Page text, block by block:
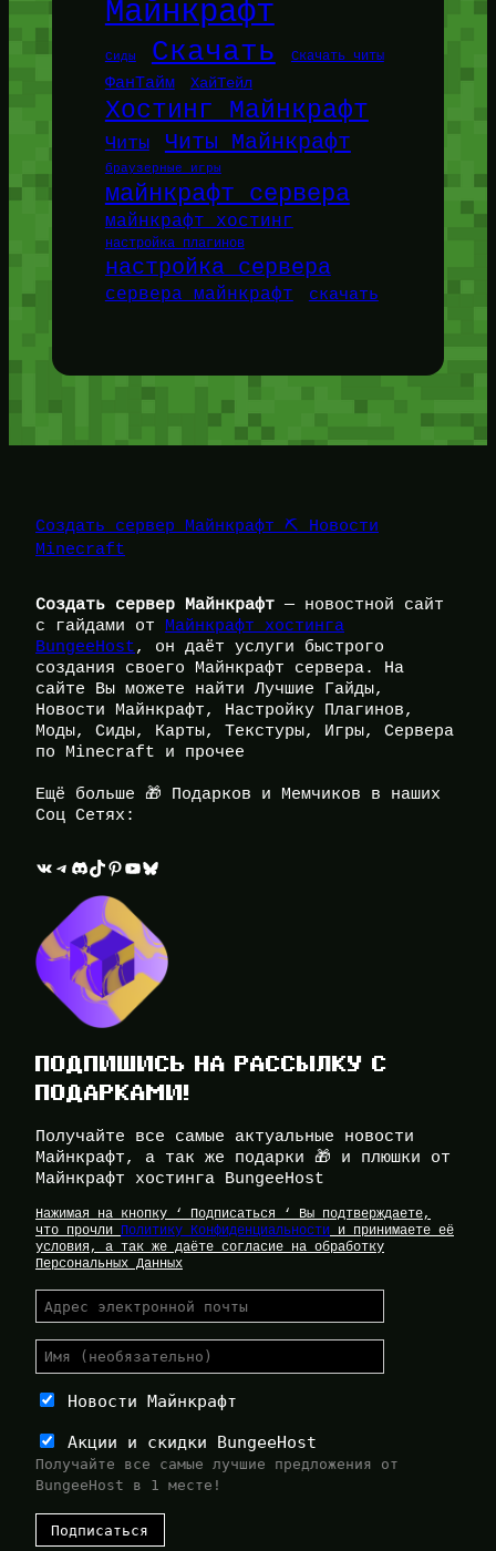
Майнкрафт
Сиды Скачать Скачать читы
ФанТайм ХайТейл
Хостинг Майнкрафт
Читы Читы Майнкрафт
браузерные игры
майнкрафт сервера
майнкрафт хостинг
настройка плагинов
настройка сервера
сервера майнкрафт скачать
Создать сервер Майнкрафт ⛏️ Новости
Minecraft
Создать сервер Майнкрафт — новостной сайт
с гайдами от Майнкрафт хостинга
BungeeHost, он даёт услуги быстрого
создания своего Майнкрафт сервера. На
сайте Вы можете найти Лучшие Гайды,
Новости Майнкрафт, Настройку Плагинов,
Моды, Сиды, Карты, Текстуры, Игры, Сервера
по Minecraft и прочее
Ещё больше 🎁 Подарков и Мемчиков в наших
Соц Сетях:
ВКонтакте Telegram Discord TikTok Pinterest YouTube Bluesky
ПОДПИШИСЬ НА РАССЫЛКУ С
ПОДАРКАМИ!
Получайте все самые актуальные новости
Майнкрафт, а так же подарки 🎁 и плюшки от
Майнкрафт хостинга BungeeHost
Нажимая на кнопку ‘ Подписаться ‘ Вы подтверждаете,
что прочли Политику Конфиденциальности и принимаете её
условия, а так же даёте согласие на обработку
Персональных Данных
Новости Майнкрафт
Акции и скидки BungeeHost
Получайте все самые лучшие предложения от
BungeeHost в 1 месте!